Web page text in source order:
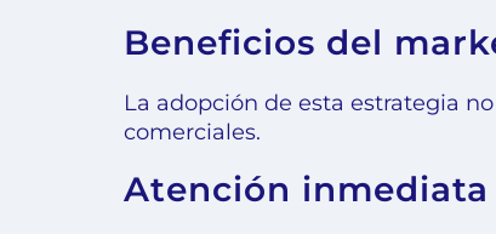
Beneficios del
La adopción de esta estrategia
comerciales.
Atención inmediata